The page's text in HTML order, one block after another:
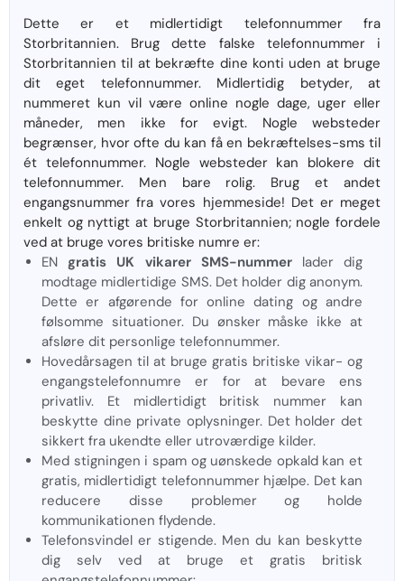
Dette er et midlertidigt telefonnummer fra
Storbritannien. Brug dette falske telefonnummer i
Storbritannien til at bekræfte dine konti uden at bruge
dit eget telefonnummer. Midlertidig betyder, at
nummeret kun vil være online nogle dage, uger eller
måneder, men ikke for evigt. Nogle websteder
begrænser, hvor ofte du kan få en bekræftelses-sms til
ét telefonnummer. Nogle websteder kan blokere dit
telefonnummer. Men bare rolig. Brug et andet
engangsnummer fra vores hjemmeside! Det er meget
enkelt og nyttigt at bruge Storbritannien; nogle fordele
ved at bruge vores britiske numre er:
ENgratis UK vikarer SMS-nummerlader dig
modtage midlertidige SMS. Det holder dig anonym.
Dette er afgørende for online dating og andre
følsomme situationer. Du ønsker måske ikke at
afsløre dit personlige telefonnummer.
Hovedårsagen til at bruge gratis britiske vikar- og
engangstelefonnumre er for at bevare ens
privatliv. Et midlertidigt britisk nummer kan
beskytte dine private oplysninger. Det holder det
sikkert fra ukendte eller utroværdige kilder.
Med stigningen i spam og uønskede opkald kan et
gratis, midlertidigt telefonnummer hjælpe. Det kan
reducere disse problemer og holde
kommunikationen flydende.
Telefonsvindel er stigende. Men du kan beskytte
dig selv ved at bruge et gratis britisk